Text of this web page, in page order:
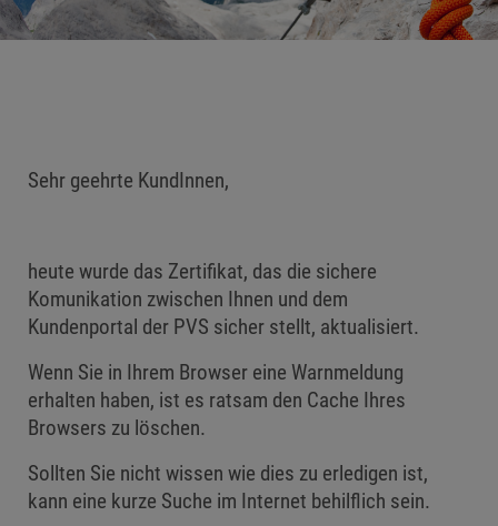
Sehr geehrte KundInnen,
heute wurde das Zertifikat, das die sichere
Komunikation zwischen Ihnen und dem
Kundenportal der PVS sicher stellt, aktualisiert.
Wenn Sie in Ihrem Browser eine Warnmeldung
erhalten haben, ist es ratsam den Cache Ihres
Browsers zu löschen.
Sollten Sie nicht wissen wie dies zu erledigen ist,
kann eine kurze Suche im Internet behilflich sein.